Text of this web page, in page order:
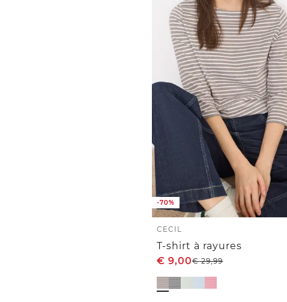
-70%
CECIL
T-shirt à rayures
€ 9,00€29,99